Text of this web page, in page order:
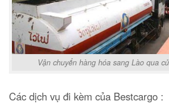
Vận chuyển hàng hóa sang Lào qua
Các dịch vụ đi kèm của Bestcargo :